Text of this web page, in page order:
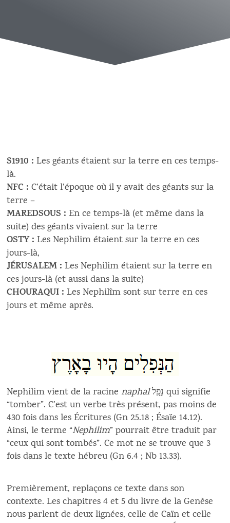
S1910 : Les géants étaient sur la terre en ces temps-
là.
NFC : C’était l’époque où il y avait des géants sur la
terre –
MAREDSOUS : En ce temps-là (et même dans la
suite) des géants vivaient sur la terre
OSTY : Les Nephilim étaient sur la terre en ces
jours-là,
JÉRUSALEM : Les Nephilim étaient sur la terre en
ces jours-là (et aussi dans la suite)
CHOURAQUI : Les Nephilîm sont sur terre en ces
jours et même après.
Nephilim vient de la racine naphalנָפָֽל qui signifie
“tomber”. C’est un verbe très présent, pas moins de
430 fois dans les Écritures (Gn 25.18 ; Ésaïe 14.12).
Ainsi, le terme “Nephilim” pourrait être traduit par
“ceux qui sont tombés”. Ce mot ne se trouve que 3
fois dans le texte hébreu (Gn 6.4 ; Nb 13.33).
Premièrement, replaçons ce texte dans son
contexte. Les chapitres 4 et 5 du livre de la Genèse
nous parlent de deux lignées, celle de Caïn et celle